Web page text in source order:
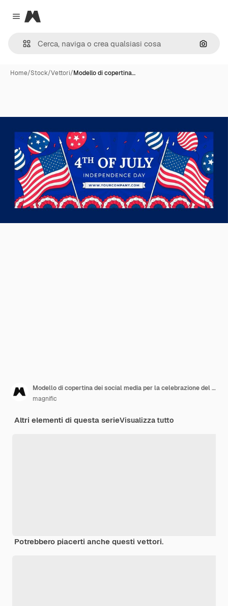
Close menu
Magnific
Cerca
Home/Stock/Vettori/Modello di copertina…
Modello di copertina dei social media per la celebrazione del 4 luglio americano
magnific
Altri elementi di questa serieVisualizza tutto
Potrebbero piacerti anche questi vettori.